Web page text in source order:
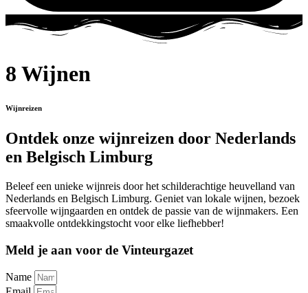
8 Wijnen
Wijnreizen
Ontdek onze wijnreizen door Nederlands
en Belgisch Limburg
Beleef een unieke wijnreis door het schilderachtige heuvelland van
Nederlands en Belgisch Limburg. Geniet van lokale wijnen, bezoek
sfeervolle wijngaarden en ontdek de passie van de wijnmakers. Een
smaakvolle ontdekkingstocht voor elke liefhebber!
Meld je aan voor de Vinteurgazet
Name